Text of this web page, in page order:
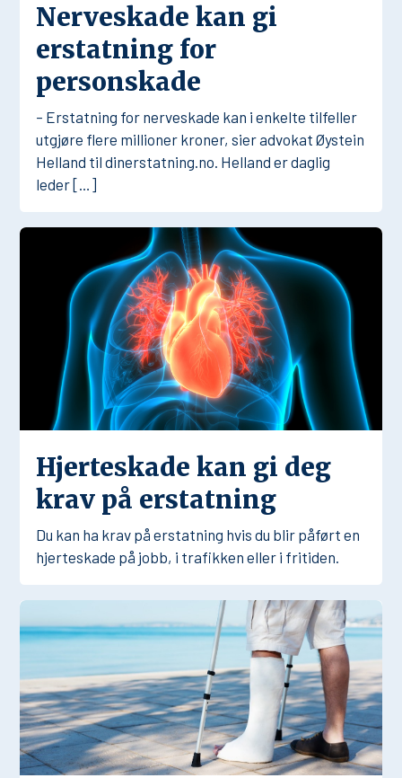
Nerveskade kan gi
erstatning for
personskade
– Erstatning for nerveskade kan i enkelte tilfeller
utgjøre flere millioner kroner, sier advokat Øystein
Helland til dinerstatning.no. Helland er daglig
leder […]
Hjerteskade kan gi deg
krav på erstatning
Du kan ha krav på erstatning hvis du blir påført en
hjerteskade på jobb, i trafikken eller i fritiden.